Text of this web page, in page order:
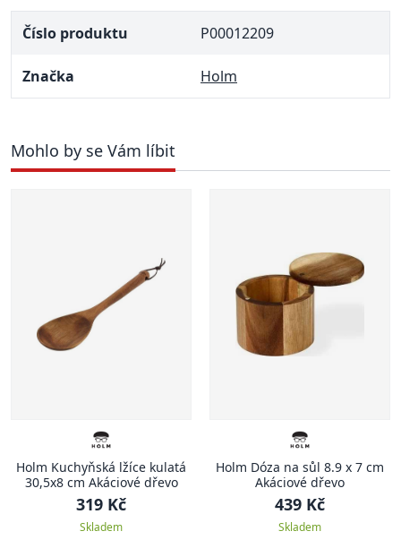
Číslo produktu P00012209
Značka Holm
Mohlo by se Vám líbit
Holm Kuchyňská lžíce kulatá
30,5x8 cm Akáciové dřevo
319 Kč
Skladem
Holm Dóza na sůl 8.9 x 7 cm
Akáciové dřevo
439 Kč
Skladem